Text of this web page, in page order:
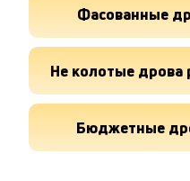
Дрова березовые сухие
Дрова осиновые сухие
Растопка факел
Фасованные
Вязанка ольховых дров
Не колотые дрова
Не колотые чурки
Бюджетные